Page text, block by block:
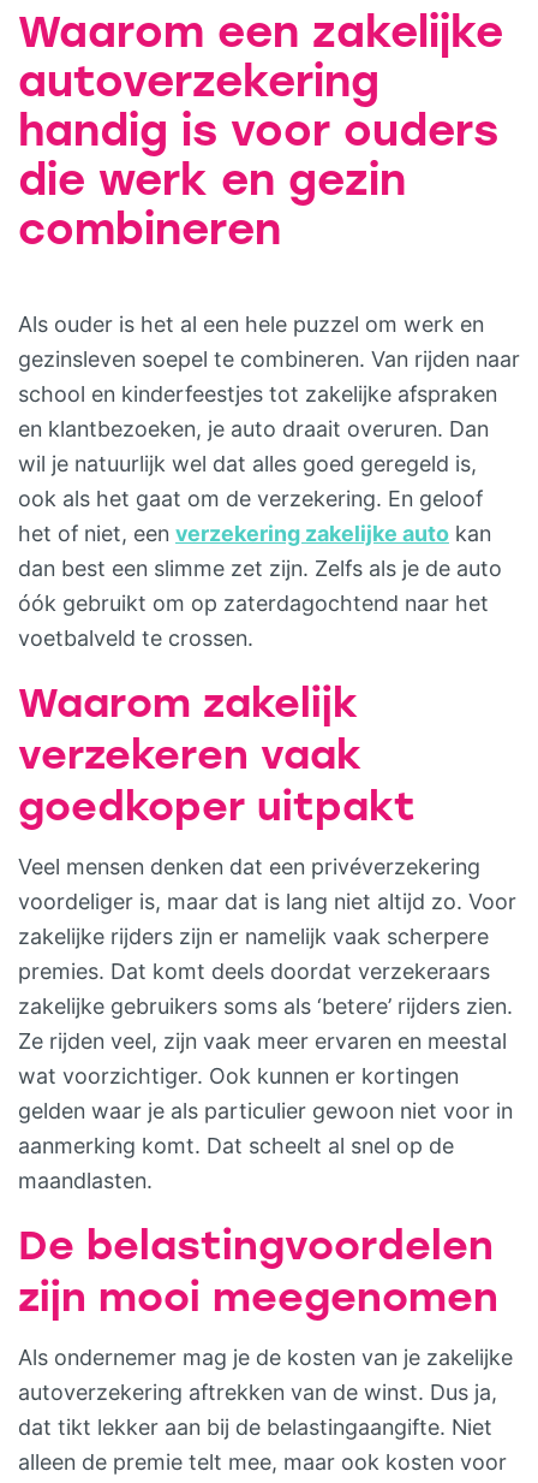
Waarom een zakelijke
autoverzekering
handig is voor ouders
die werk en gezin
combineren
Als ouder is het al een hele puzzel om werk en
gezinsleven soepel te combineren. Van rijden naar
school en kinderfeestjes tot zakelijke afspraken
en klantbezoeken, je auto draait overuren. Dan
wil je natuurlijk wel dat alles goed geregeld is,
ook als het gaat om de verzekering. En geloof
het of niet, een verzekering zakelijke auto kan
dan best een slimme zet zijn. Zelfs als je de auto
óók gebruikt om op zaterdagochtend naar het
voetbalveld te crossen.
Waarom zakelijk
verzekeren vaak
goedkoper uitpakt
Veel mensen denken dat een privéverzekering
voordeliger is, maar dat is lang niet altijd zo. Voor
zakelijke rijders zijn er namelijk vaak scherpere
premies. Dat komt deels doordat verzekeraars
zakelijke gebruikers soms als ‘betere’ rijders zien.
Ze rijden veel, zijn vaak meer ervaren en meestal
wat voorzichtiger. Ook kunnen er kortingen
gelden waar je als particulier gewoon niet voor in
aanmerking komt. Dat scheelt al snel op de
maandlasten.
De belastingvoordelen
zijn mooi meegenomen
Als ondernemer mag je de kosten van je zakelijke
autoverzekering aftrekken van de winst. Dus ja,
dat tikt lekker aan bij de belastingaangifte. Niet
alleen de premie telt mee, maar ook kosten voor